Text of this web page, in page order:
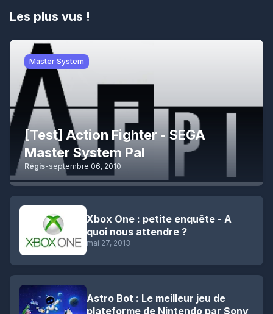
Les plus vus !
Master System
[Test] Action Fighter - SEGA
Master System Pal
Régis-septembre 06, 2010
Xbox One : petite enquête - A
quoi nous attendre ?
mai 27, 2013
Astro Bot : Le meilleur jeu de
plateforme de Nintendo par Sony